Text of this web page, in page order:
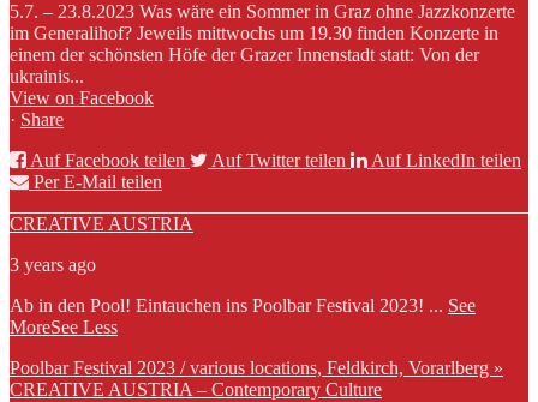
5.7. – 23.8.2023 Was wäre ein Sommer in Graz ohne Jazzkonzerte
im Generalihof? Jeweils mittwochs um 19.30 finden Konzerte in
einem der schönsten Höfe der Grazer Innenstadt statt: Von der
ukrainis...
View on Facebook
· Share
Auf Facebook teilen
Auf Twitter teilen
Auf LinkedIn teilen
Per E-Mail teilen
CREATIVE AUSTRIA
3 years ago
Ab in den Pool! Eintauchen ins Poolbar Festival 2023! ... See
MoreSee Less
Poolbar Festival 2023 / various locations, Feldkirch, Vorarlberg »
CREATIVE AUSTRIA – Contemporary Culture